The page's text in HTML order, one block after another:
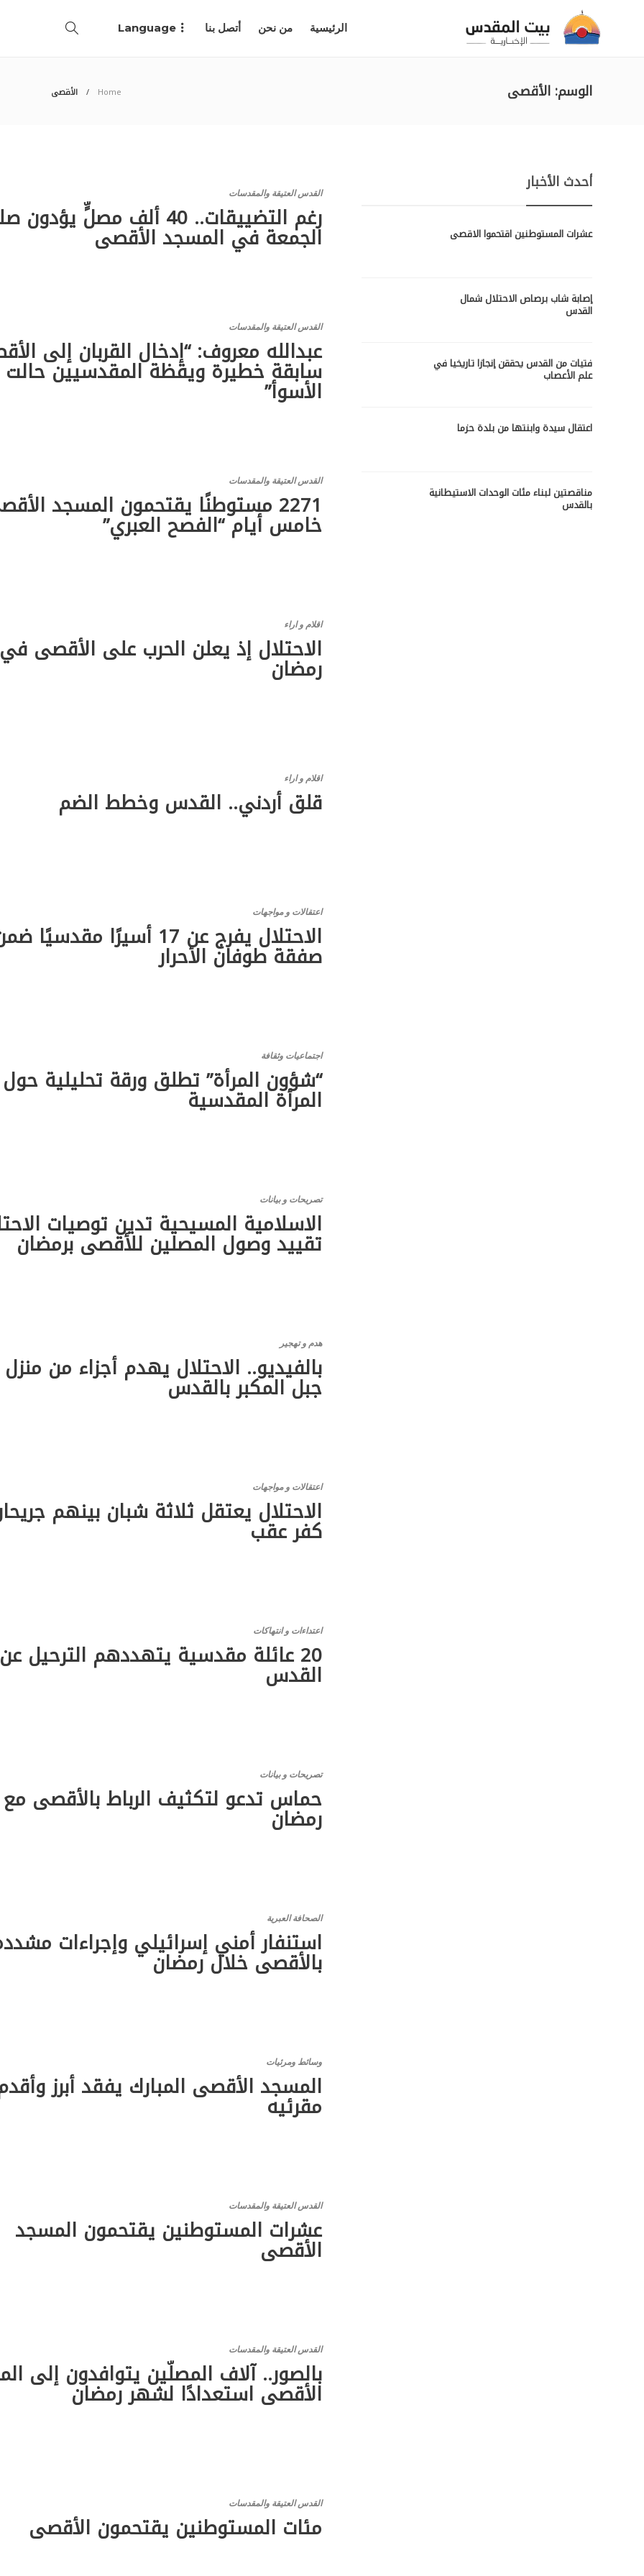
الرئيسية من نحن أتصل بنا Language
الوسم: الأقصى Home الأقصى
القدس العتيقة والمقدسات
رغم التضييقات.. 40 ألف مصلٍّ
الجمعة في المسجد الأقصى
القدس العتيقة والمقدسات
عبدالله معروف: “إدخال القربان إلى
سابقة خطيرة ويقظة المقدسيين
الأسوأ”
القدس العتيقة والمقدسات
2271 مستوطنًا يقتحمون المسجد
خامس أيام “الفصح العبري”
اقلام و اراء
الاحتلال إذ يعلن الحرب على الأقصى في
رمضان
اقلام و اراء
قلق أردني.. القدس وخطط الضم
اعتقالات و مواجهات
الاحتلال يفرج عن 17 أسيرًا مقدسيًا
صفقة طوفان الأحرار
اجتماعيات وثقافة
“شؤون المرأة” تطلق ورقة تحليلية
المرأة المقدسية
تصريحات و بيانات
الاسلامية المسيحية تدين توصيات
تقييد وصول المصلين للأقصى برمضان
هدم و تهجير
بالفيديو.. الاحتلال يهدم أجزاء من
جبل المكبر بالقدس
اعتقالات و مواجهات
الاحتلال يعتقل ثلاثة شبان بينهم
كفر عقب
اعتداءات و انتهاكات
20 عائلة مقدسية يتهددهم الترحيل عن
القدس
تصريحات و بيانات
حماس تدعو لتكثيف الرباط بالأقصى مع
رمضان
الصحافة العبرية
استنفار أمني إسرائيلي وإجراءات
بالأقصى خلال رمضان
وسائط ومرئيات
المسجد الأقصى المبارك يفقد أبرز
مقرئيه
القدس العتيقة والمقدسات
عشرات المستوطنين يقتحمون المسجد
الأقصى
القدس العتيقة والمقدسات
بالصور.. آلاف المصلّين يتوافدون إلى
الأقصى استعدادًا لشهر رمضان
القدس العتيقة والمقدسات
مئات المستوطنين يقتحمون الأقصى
أحدث الأخبار
عشرات المستوطنين اقتحموا الاقصى
إصابة شاب برصاص الاحتلال شمال
القدس
فتيات من القدس يحققن إنجازا تاريخيا في
علم الأعصاب
اعتقال سيدة وابنتها من بلدة حزما
مناقصتين لبناء مئات الوحدات الاستيطانية
بالقدس